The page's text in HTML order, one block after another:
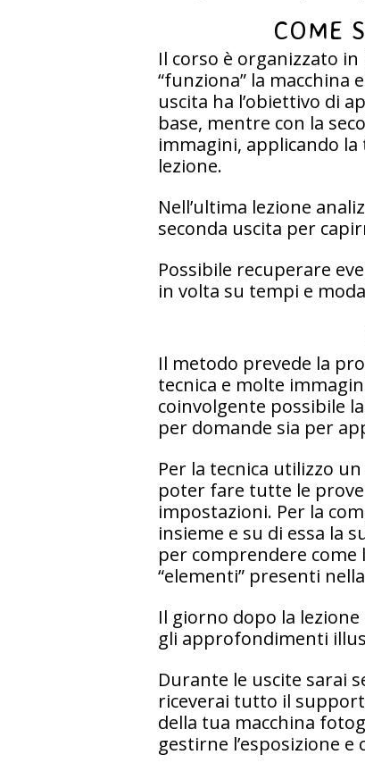
COME
Il corso è organizzato
“funziona” la macchina
uscita ha l’obiettivo di
base, mentre con la
immagini, applicando
lezione.
Nell’ultima lezione
seconda uscita per
Possibile recuperare
in volta su tempi e
Il metodo prevede la
tecnica e molte
coinvolgente possibile
per domande sia per
Per la tecnica utilizzo
poter fare tutte le
impostazioni. Per la
insieme e su di essa la
per comprendere come
“elementi” presenti
Il giorno dopo la
gli approfondimenti
Durante le uscite sarai
riceverai tutto il
della tua macchina
gestirne l’esposizione e